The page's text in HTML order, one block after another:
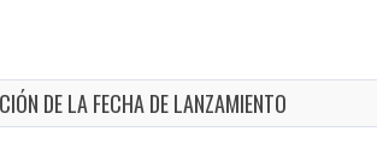
DE LA FECHA DE LANZAMIENTO